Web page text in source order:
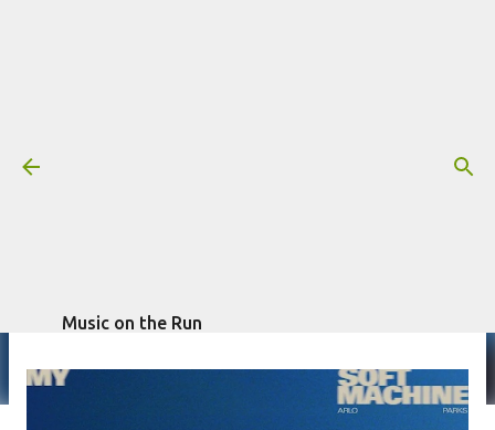
Music on the Run
Resenha: Arlo Parks - My Soft